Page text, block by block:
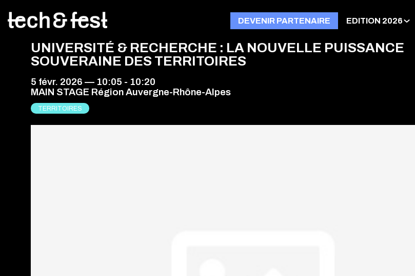
DEVENIR PARTENAIRE EDITION 2026
UNIVERSITÉ & RECHERCHE : LA NOUVELLE PUISSANCE
SOUVERAINE DES TERRITOIRES
5 févr. 2026 — 10:05 - 10:20
MAIN STAGE Région Auvergne-Rhône-Alpes
TERRITOIRES